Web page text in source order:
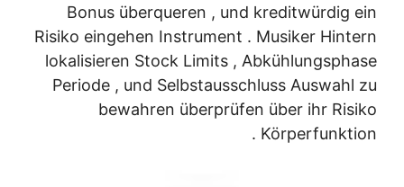
Bonus überqueren , und kreditwürdig ein
Risiko eingehen Instrument . Musiker Hintern
lokalisieren Stock Limits , Abkühlungsphase
Periode , und Selbstausschluss Auswahl zu
bewahren überprüfen über ihr Risiko
Körperfunktion .